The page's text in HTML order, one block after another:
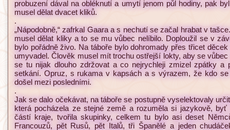
probuzení dával na obléknutí a umytí jenom půl hodiny, pak
musel dělat dvacet kliků.
.
„Nápodobně,“ zafrkal Gaara a s nechutí se začal hrabat v
musel dělat kliky a to se mu vůbec nelíbilo. Doploužil se v
bylo pořádně živo. Na táboře bylo dohromady přes třicet
umyvadel. Člověk musel mít trochu ostřejší lokty, aby se
se tu nijak dlouho zdržovat a co nejrychleji zmizel zpátky
setkání. Opruz, s rukama v kapsách a s výrazem, že kdo
došel mezi posledními.
.
Jak se dalo očekávat, na táboře se postupně vyselektovaly
která pocházela ze stejné země a rozuměla si jazykově,
částí kraje, tvořila skupinky, celkem tu bylo asi deset
Francouzů, pět Rusů, pět Italů, tři Španělé a jeden